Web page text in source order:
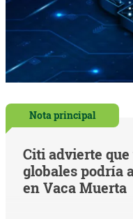
Nota principal
Citi advierte
globales podría
en Vaca Muerta